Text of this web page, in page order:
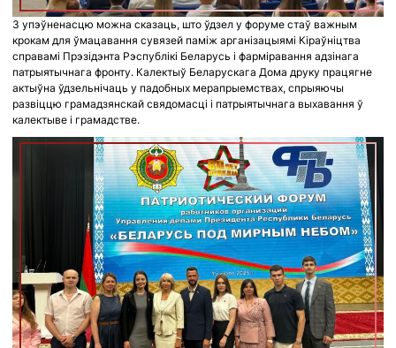
З упэўненасцю можна сказаць, што ўдзел у форуме стаў важным
крокам для ўмацавання сувязей паміж арганізацыямі Кіраўніцтва
справамі Прэзідэнта Рэспублікі Беларусь і фарміравання адзінага
патрыятычнага фронту. Калектыў Беларускага Дома друку працягне
актыўна ўдзельнічаць у падобных мерапрыемствах, спрыяючы
развіццю грамадзянскай свядомасці і патрыятычнага выхавання ў
калектыве і грамадстве.